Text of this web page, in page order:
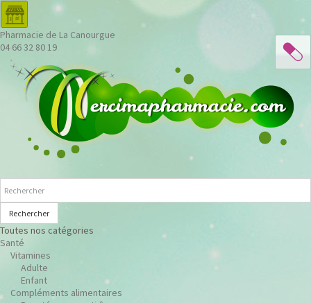
Pharmacie de La Canourgue
04 66 32 80 19
Rechercher
Toutes nos catégories
Santé
Vitamines
Adulte
Enfant
Compléments alimentaires